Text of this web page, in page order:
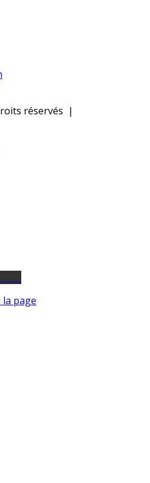
réservés |
page